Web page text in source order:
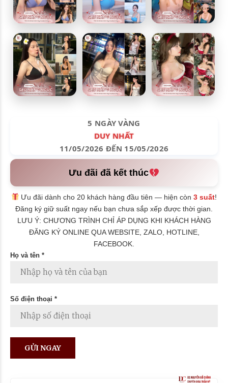
5 NGÀY VÀNG
DUY NHẤT
11/05/2026 ĐẾN 15/05/2026
Ưu đãi đã kết thúc
Ưu đãi dành cho 20 khách hàng đầu tiên — hiện còn3 suất!
Đăng ký giữ suất ngay nếu bạn chưa sắp xếp được thời gian.
LƯU Ý: CHƯƠNG TRÌNH CHỈ ÁP DỤNG KHI KHÁCH HÀNG
ĐĂNG KÝ ONLINE QUA WEBSITE, ZALO, HOTLINE,
FACEBOOK.
Họ và tên *
Số điện thoại *